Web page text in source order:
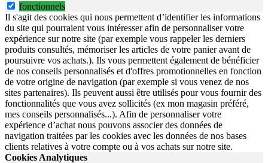
fonctionnels
Il s'agit des cookies qui nous permettent d’identifier les informations
du site qui pourraient vous intéresser afin de personnaliser votre
expérience sur notre site (par exemple vous rappeler les derniers
produits consultés, mémoriser les articles de votre panier avant de
poursuivre vos achats.). Ils vous permettent également de bénéficier
de nos conseils personnalisés et d'offres promotionnelles en fonction
de votre origine de navigation (par exemple si vous venez de nos
sites partenaires). Ils peuvent aussi être utilisés pour vous fournir des
fonctionnalités que vous avez sollicités (ex mon magasin préféré,
mes conseils personnalisés...). Afin de personnaliser votre
expérience d’achat nous pouvons associer des données de
navigation traitées par les cookies avec les données de nos bases
clients relatives à votre compte ou à vos achats sur notre site.
Cookies Analytiques